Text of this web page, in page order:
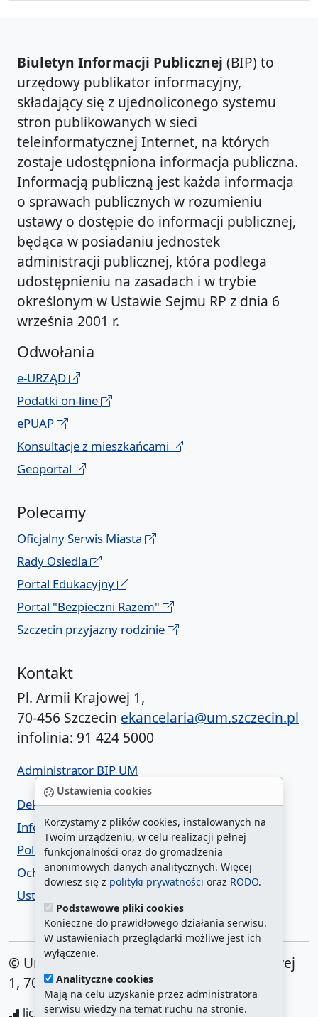
Ustawienia cookies
Korzystamy z plików cookies, instalowanych na
Twoim urządzeniu, w celu realizacji pełnej
funkcjonalności oraz do gromadzenia
anonimowych danych analitycznych. Więcej
dowiesz się z polityki prywatności oraz RODO.
Podstawowe pliki cookies
Konieczne do prawidłowego działania serwisu.
W ustawieniach przeglądarki możliwe jest ich
wyłączenie.
Analityczne cookies
Mają na celu uzyskanie przez administratora
serwisu wiedzy na temat ruchu na stronie.
Biuletyn Informacji Publicznej (BIP) to
urzędowy publikator informacyjny,
składający się z ujednoliconego systemu
stron publikowanych w sieci
teleinformatycznej Internet, na których
zostaje udostępniona informacja publiczna.
Informacją publiczną jest każda informacja
o sprawach publicznych w rozumieniu
ustawy o dostępie do informacji publicznej,
będąca w posiadaniu jednostek
administracji publicznej, która podlega
udostępnieniu na zasadach i w trybie
określonym w Ustawie Sejmu RP z dnia 6
września 2001 r.
Odwołania
e-URZĄD
Podatki on-line
ePUAP
Konsultacje z mieszkańcami
Geoportal
Polecamy
Oficjalny Serwis Miasta
Rady Osiedla
Portal Edukacyjny
Portal "Bezpieczni Razem"
Szczecin przyjazny rodzinie
Kontakt
Pl. Armii Krajowej 1,
70-456 Szczecin ekancelaria@um.szczecin.pl
infolinia: 91 424 5000
Administrator BIP UM
Deklaracja dostępności
Informacja o urzędzie w ETR
Polityka prywatności
Ochrona danych osobowych
Ustawienia cookies
© Urząd Miasta Szczecin. Plac Armii Krajowej
1, 70-456 Szczecin
liczba wyświetleń:208219506/ aktualna strona: